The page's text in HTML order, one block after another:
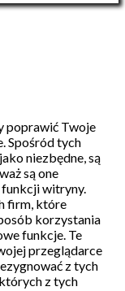
poprawić Twoje
Spośród tych
niezbędne, są
są one
funkcji witryny.
firm, które
korzystania
funkcje. Te
przeglądarce
z tych
z tych